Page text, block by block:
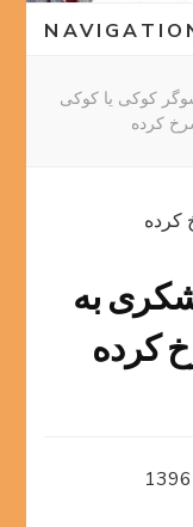
کوکی یا کوکی
کرده
به
کرده